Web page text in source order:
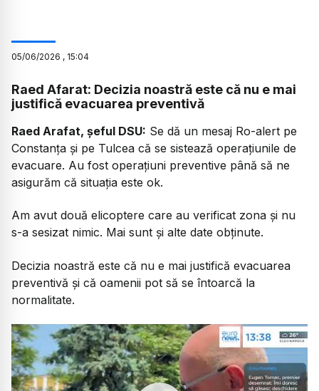
05/06/2026 , 15:04
Raed Afarat: Decizia noastră este că nu e mai
justifică evacuarea preventivă
Raed Arafat, șeful DSU: Se dă un mesaj Ro-alert pe
Constanța și pe Tulcea că se sistează operațiunile de
evacuare. Au fost operațiuni preventive până să ne
asigurăm că situația este ok.
Am avut două elicoptere care au verificat zona și nu
s-a sesizat nimic. Mai sunt și alte date obținute.
Decizia noastră este că nu e mai justifică evacuarea
preventivă și că oamenii pot să se întoarcă la
normalitate.